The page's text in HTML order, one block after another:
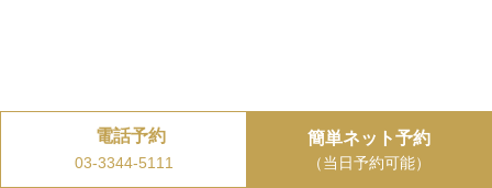
電話予約
03-3344-5111
簡単ネット予約
（当日予約可能）